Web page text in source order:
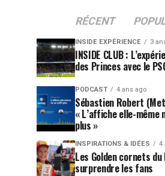
RÉCENT
INSIDE EXPÉRIENCE 3
INSIDE CLUB :
des Princes avec le
PODCAST 4 ans ago
Sébastien Robert
« L’affiche elle-
plus »
INSPIRATIONS & IDÉES 4
Les Golden cornets du
surprendre les fans